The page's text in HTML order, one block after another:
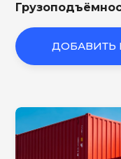
ДОБАВИТЬ